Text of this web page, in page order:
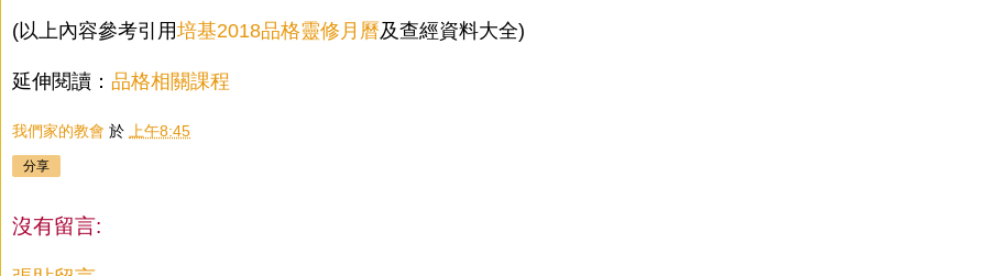
(以上內容參考引用培基2018品格靈修月曆及查經資料大全)
延伸閱讀： 品格相關課程
我們家的教會 於 上午8:45
分享
沒有留言: